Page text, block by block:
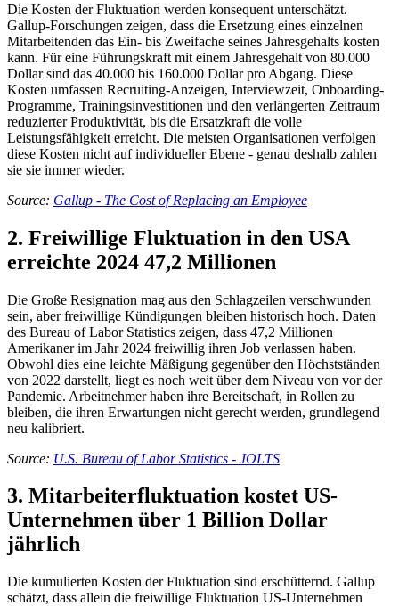
Die Kosten der Fluktuation werden konsequent unterschätzt.
Gallup-Forschungen zeigen, dass die Ersetzung eines einzelnen
Mitarbeitenden das Ein- bis Zweifache seines Jahresgehalts kosten
kann. Für eine Führungskraft mit einem Jahresgehalt von 80.000
Dollar sind das 40.000 bis 160.000 Dollar pro Abgang. Diese
Kosten umfassen Recruiting-Anzeigen, Interviewzeit, Onboarding-
Programme, Trainingsinvestitionen und den verlängerten Zeitraum
reduzierter Produktivität, bis die Ersatzkraft die volle
Leistungsfähigkeit erreicht. Die meisten Organisationen verfolgen
diese Kosten nicht auf individueller Ebene - genau deshalb zahlen
sie sie immer wieder.
Source: Gallup - The Cost of Replacing an Employee
2. Freiwillige Fluktuation in den USA
erreichte 2024 47,2 Millionen
Die Große Resignation mag aus den Schlagzeilen verschwunden
sein, aber freiwillige Kündigungen bleiben historisch hoch. Daten
des Bureau of Labor Statistics zeigen, dass 47,2 Millionen
Amerikaner im Jahr 2024 freiwillig ihren Job verlassen haben.
Obwohl dies eine leichte Mäßigung gegenüber den Höchstständen
von 2022 darstellt, liegt es noch weit über dem Niveau von vor der
Pandemie. Arbeitnehmer haben ihre Bereitschaft, in Rollen zu
bleiben, die ihren Erwartungen nicht gerecht werden, grundlegend
neu kalibriert.
Source: U.S. Bureau of Labor Statistics - JOLTS
3. Mitarbeiterfluktuation kostet US-
Unternehmen über 1 Billion Dollar
jährlich
Die kumulierten Kosten der Fluktuation sind erschütternd. Gallup
schätzt, dass allein die freiwillige Fluktuation US-Unternehmen